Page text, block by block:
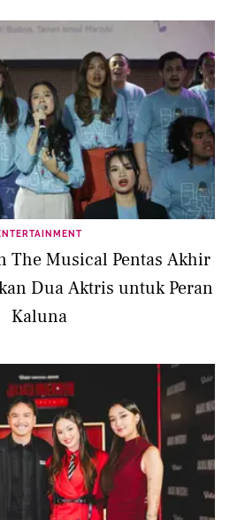
The Musical Pentas Akhir
Dua Aktris untuk Peran
Kaluna